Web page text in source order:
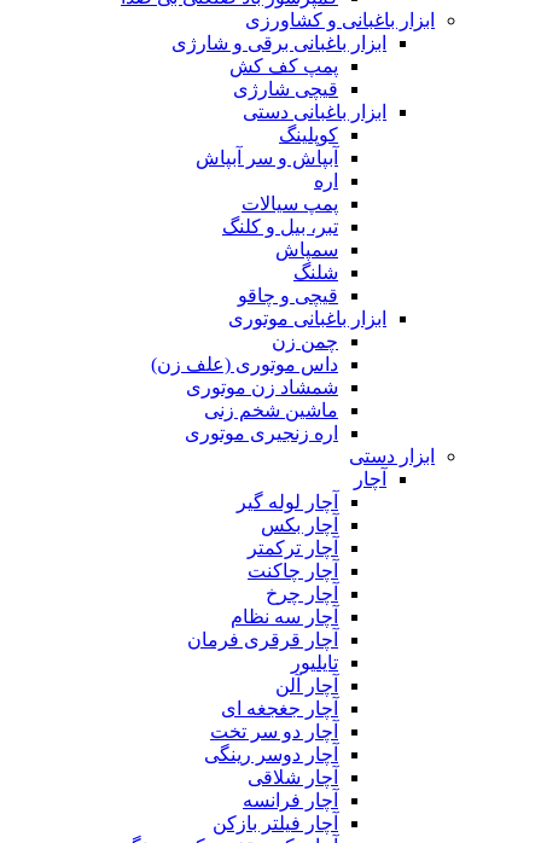
ابزار باغبانی و کشاورزی
ابزار باغبانی برقی و شارژی
پمپ کف کش
قیچی شارژی
ابزار باغبانی دستی
کوپلینگ
آبپاش و سر آبپاش
اره
پمپ سیالات
تبر، بیل و کلنگ
سمپاش
شلنگ
قیچی و چاقو
ابزار باغبانی موتوری
چمن زن
داس موتوری (علف زن)
شمشاد زن موتوری
ماشین شخم زنی
اره زنجیری موتوری
ابزار دستی
آچار
آچار لوله گیر
آچار بکس
آچار ترکمتر
آچار چاکنت
آچار چرخ
آچار سه نظام
آچار قرقری فرمان
تایلیور
آچار آلن
آچار جغجغه ای
آچار دو سر تخت
آچار دوسر رینگی
آچار شلاقی
آچار فرانسه
آچار فیلتر بازکن